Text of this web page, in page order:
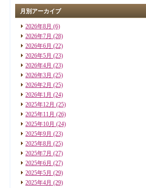
月別アーカイブ
2026年8月 (6)
2026年7月 (28)
2026年6月 (22)
2026年5月 (23)
2026年4月 (23)
2026年3月 (25)
2026年2月 (25)
2026年1月 (24)
2025年12月 (25)
2025年11月 (26)
2025年10月 (24)
2025年9月 (23)
2025年8月 (25)
2025年7月 (27)
2025年6月 (27)
2025年5月 (29)
2025年4月 (29)